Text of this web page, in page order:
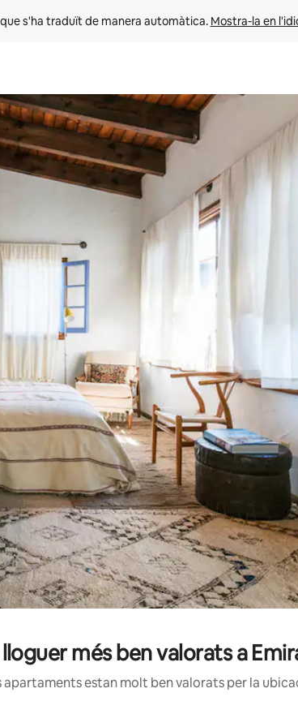
s'ha traduït de manera automàtica. Mostra-la en
de les tecles de les fletxes (amunt i avall), o bé
més ben valorats a
apartaments estan molt ben valorats per la